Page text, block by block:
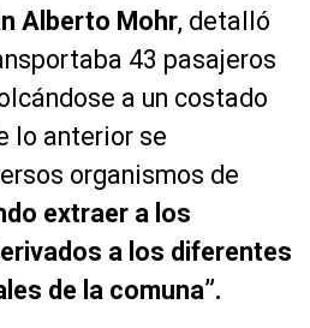
Alberto Mohr, detalló
43 pasajeros
a un costado
lo anterior se
organismos de
extraer a los
a los diferentes
de la comuna”.